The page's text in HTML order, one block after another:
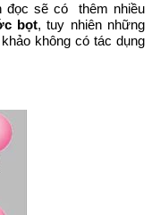
đọc sẽ có thêm nhiều
bọt, tuy nhiên những
không có tác dụng